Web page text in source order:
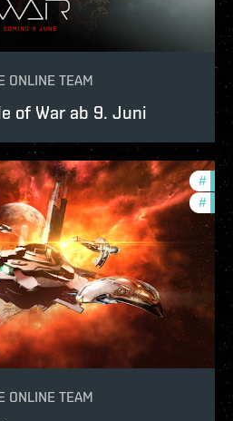
ONLINE TEAM
of War ab 9. Juni
#
#
ONLINE TEAM